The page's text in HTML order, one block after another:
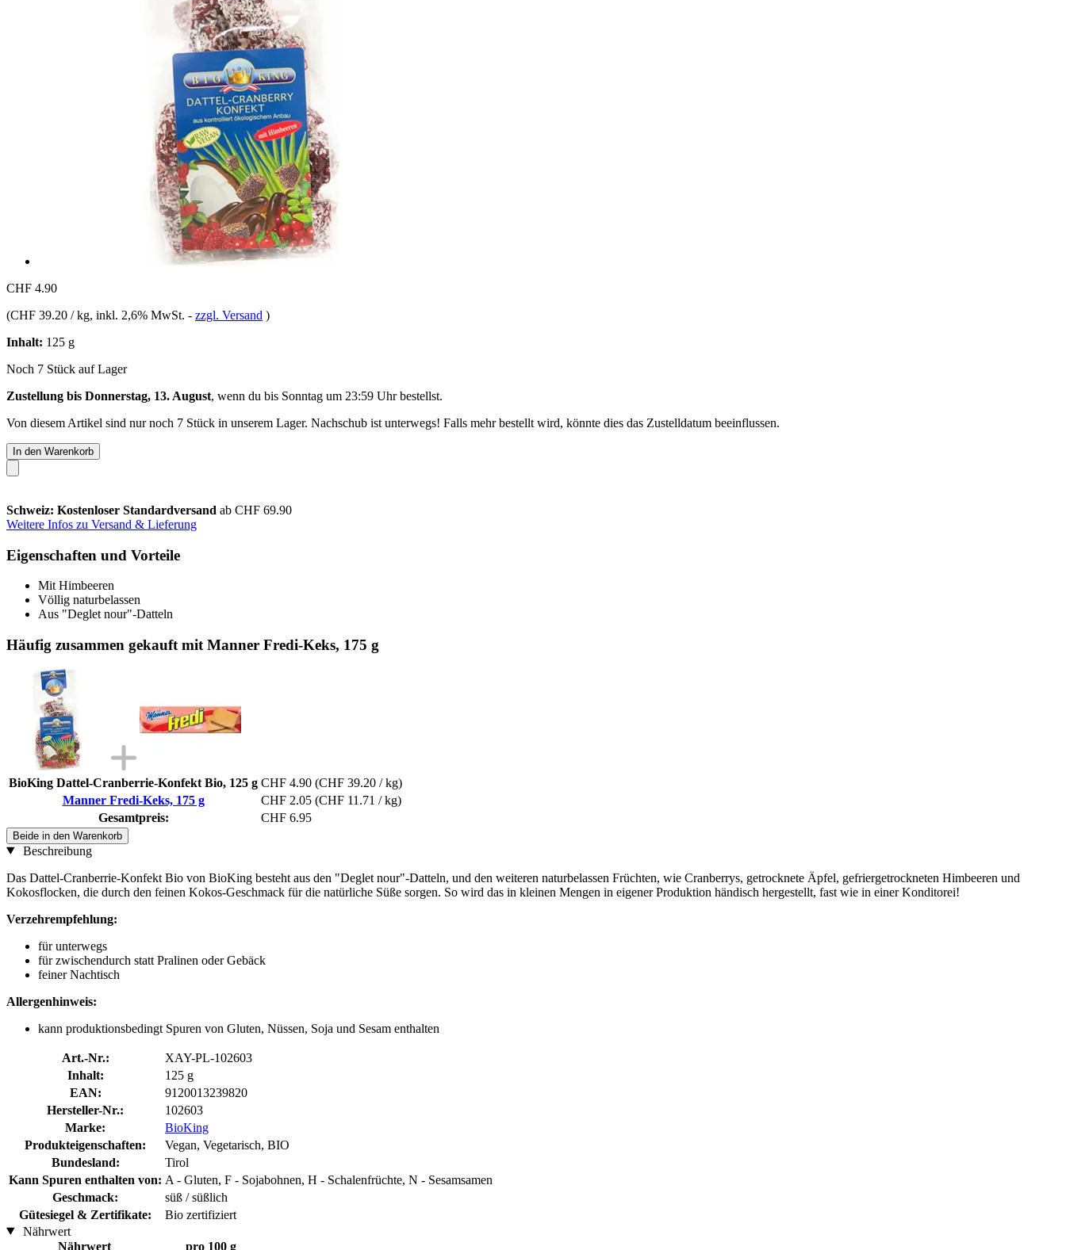
CHF 4.90
(CHF 39.20 / kg, inkl. 2,6% MwSt. - zzgl. Versand )
Inhalt: 125 g
Noch 7 Stück auf Lager
Zustellung bis Donnerstag, 13. August, wenn du bis Sonntag um 23:59 Uhrbestellst.
Von diesem Artikel sind nur noch 7 Stück in unserem Lager. Nachschub ist unterwegs! Falls mehr bestellt wird, könnte dies das Zustelldatum beeinflussen.
In den Warenkorb
Schweiz: Kostenloser Standardversand ab CHF 69.90
Weitere Infos zu Versand & Lieferung
Eigenschaften und Vorteile
Mit Himbeeren
Völlig naturbelassen
Aus "Deglet nour"-Datteln
Häufig zusammen gekauft mit Manner Fredi-Keks, 175 g
BioKing Dattel-Cranberrie-Konfekt Bio, 125 g CHF 4.90 (CHF 39.20 / kg)
Manner Fredi-Keks, 175 g
CHF 2.05 (CHF 11.71 / kg)
Gesamtpreis:
CHF 6.95
Beide in den Warenkorb
Beschreibung
Das Dattel-Cranberrie-Konfekt Bio von BioKing besteht aus den "Deglet nour"-Datteln, und den weiteren naturbelassen Früchten, wie Cranberrys, getrocknete Äpfel, gefriergetrockneten Himbeeren und
Kokosflocken, die durch den feinen Kokos-Geschmack für die natürliche Süße sorgen. So wird das in kleinen Mengen in eigener Produktion händisch hergestellt, fast wie in einer Konditorei!
Verzehrempfehlung:
für unterwegs
für zwischendurch statt Pralinen oder Gebäck
feiner Nachtisch
Allergenhinweis:
kann produktionsbedingt Spuren von Gluten, Nüssen, Soja und Sesam enthalten
Art.-Nr.:
XAY-PL-102603
Inhalt:
125 g
EAN:
9120013239820
Hersteller-Nr.:
102603
Marke:
BioKing
Produkteigenschaften:
Vegan, Vegetarisch, BIO
Bundesland:
Tirol
Kann Spuren enthalten von: A - Gluten, F - Sojabohnen, H - Schalenfrüchte, N - Sesamsamen
Geschmack:
süß / süßlich
Gütesiegel & Zertifikate:
Bio zertifiziert
Nährwert
Nährwert
pro 100 g